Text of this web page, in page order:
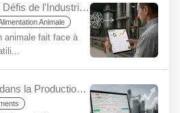
Comment Simplifier les Défis de l'Industrie de l'Alimentation Animale en Utilisant YemYap ?
Animale
animale fait face à
Maintenir la Rentabilité dans la Production d'Aliments pour Animaux à l'Ère de l'Incertitude : L'Importance Stratégique des Logiciels de Rationnement